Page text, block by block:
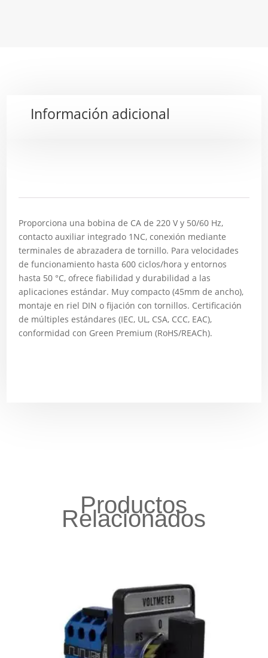
Información adicional
Proporciona una bobina de CA de 220 V y 50/60 Hz,
contacto auxiliar integrado 1NC, conexión mediante
terminales de abrazadera de tornillo. Para velocidades
de funcionamiento hasta 600 ciclos/hora y entornos
hasta 50 °C, ofrece fiabilidad y durabilidad a las
aplicaciones estándar. Muy compacto (45mm de ancho),
montaje en riel DIN o fijación con tornillos. Certificación
de múltiples estándares (IEC, UL, CSA, CCC, EAC),
conformidad con Green Premium (RoHS/REACh).
Productos
Relacionados